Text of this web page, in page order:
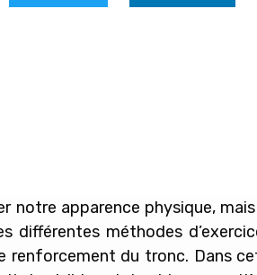
apparence physique,
différentes méthodes
du tronc. Dans